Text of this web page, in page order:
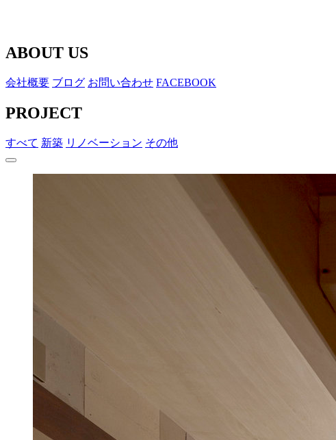
ABOUT US
会社概要 ブログ お問い合わせ FACEBOOK
PROJECT
すべて 新築 リノベーション その他